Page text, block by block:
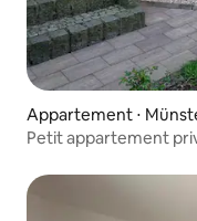
Appartement ⋅
Petit appartement